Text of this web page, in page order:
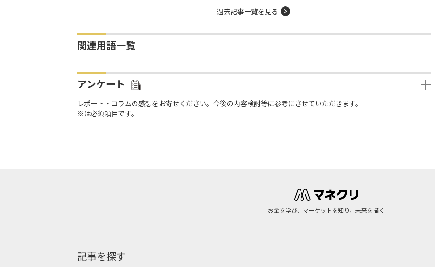
過去記事一覧を見る
関連用語一覧
アンケート
レポート・コラムの感想をお寄せください。今後の内容検討等に参考にさせていただきます。
※は必須項目です。
お金を学び、マーケットを知り、未来を描く
記事を探す